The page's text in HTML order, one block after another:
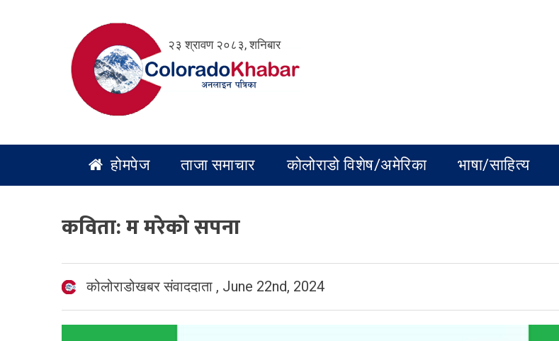
२३ श्रावण २०८३, शनिबार
होमपेज ताजा समाचार कोलोराडो विशेष/अमेरिका भाषा/साहित्य
कविता: म मरेको सपना
कोलोराडोखबर संवाददाता , June 22nd, 2024